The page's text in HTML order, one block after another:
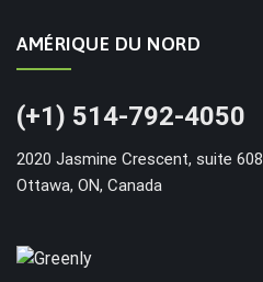
AMÉRIQUE DU NORD
(+1) 514-792-4050
2020 Jasmine Crescent, suite 608
Ottawa, ON, Canada